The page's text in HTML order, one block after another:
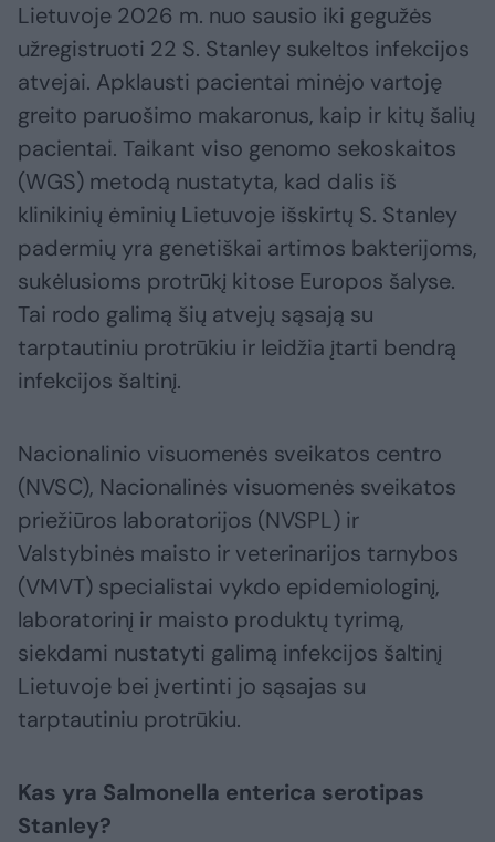
Lietuvoje 2026 m. nuo sausio iki gegužės
užregistruoti 22 S. Stanley sukeltos infekcijos
atvejai. Apklausti pacientai minėjo vartoję
greito paruošimo makaronus, kaip ir kitų šalių
pacientai. Taikant viso genomo sekoskaitos
(WGS) metodą nustatyta, kad dalis iš
klinikinių ėminių Lietuvoje išskirtų S. Stanley
padermių yra genetiškai artimos bakterijoms,
sukėlusioms protrūkį kitose Europos šalyse.
Tai rodo galimą šių atvejų sąsają su
tarptautiniu protrūkiu ir leidžia įtarti bendrą
infekcijos šaltinį.
Nacionalinio visuomenės sveikatos centro
(NVSC), Nacionalinės visuomenės sveikatos
priežiūros laboratorijos (NVSPL) ir
Valstybinės maisto ir veterinarijos tarnybos
(VMVT) specialistai vykdo epidemiologinį,
laboratorinį ir maisto produktų tyrimą,
siekdami nustatyti galimą infekcijos šaltinį
Lietuvoje bei įvertinti jo sąsajas su
tarptautiniu protrūkiu.
Kas yra Salmonella enterica serotipas
Stanley?